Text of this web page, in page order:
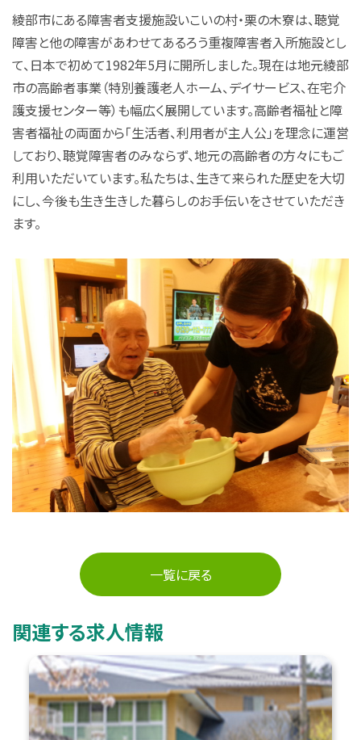
綾部市にある障害者支援施設いこいの村・栗の木寮は、聴覚
障害と他の障害があわせてあるろう重複障害者入所施設とし
て、日本で初めて1982年5月に開所しました。現在は地元綾部
市の高齢者事業（特別養護老人ホーム、デイサービス、在宅介
護支援センター等）も幅広く展開しています。高齢者福祉と障
害者福祉の両面から「生活者、利用者が主人公」を理念に運営
しており、聴覚障害者のみならず、地元の高齢者の方々にもご
利用いただいています。私たちは、生きて来られた歴史を大切
にし、今後も生き生きした暮らしのお手伝いをさせていただき
ます。
一覧に戻る
関連する求人情報